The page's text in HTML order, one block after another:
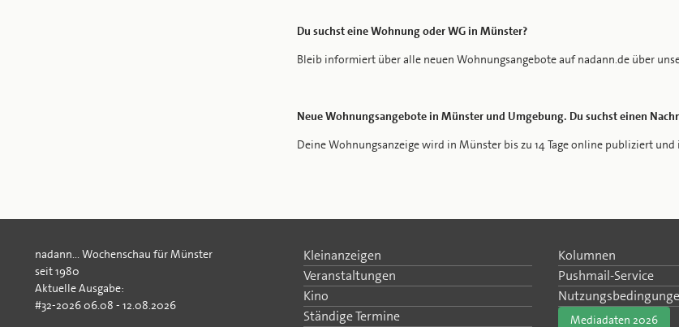
Du suchst eine Wohnung oder WG in Münster?
Bleib informiert über alle neuen Wohnungsangebote auf nadann.de über
Neue Wohnungsangebote in Münster und Umgebung. Du suchst einen
Deine Wohnungsanzeige wird in Münster bis zu 14 Tage online publiziert
Kleinanzeigen
Veranstaltungen
Kino
Ständige Termine
Kolumnen
Pushmail-Service
Mediadaten 2026
nadann... Wochenschau für Münster
seit 1980
Aktuelle Ausgabe:
#32-2026 06.08 - 12.08.2026